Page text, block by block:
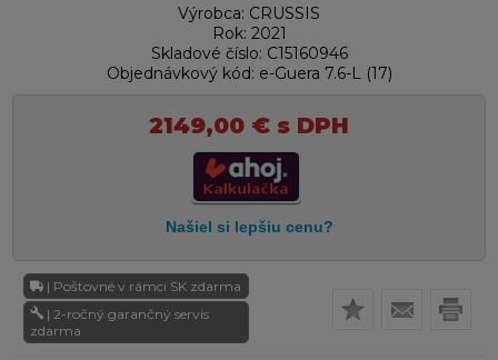
Výrobca: CRUSSIS
Rok: 2021
Skladové číslo: C15160946
Objednávkový kód: e-Guera 7.6-L (17)
2149,00 € s DPH
| Poštovné v rámci SK zdarma
| 2-ročný garančný servis
zdarma